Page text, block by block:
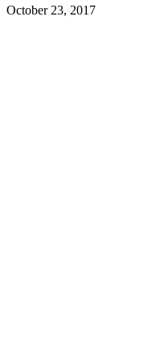
October 23, 2017